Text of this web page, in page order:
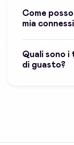
Come
mia
Quali sono
di guasto?